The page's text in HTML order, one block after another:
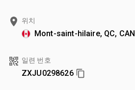
위치
Mont-saint-hilaire, QC, CAN
일련 번호
ZXJU0298626